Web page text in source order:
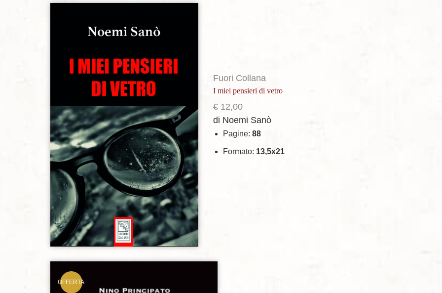
Fuori Collana
I miei pensieri di vetro
€ 12,00
di Noemi Sanò
Pagine: 88
Formato: 13,5x21
OFFERTA